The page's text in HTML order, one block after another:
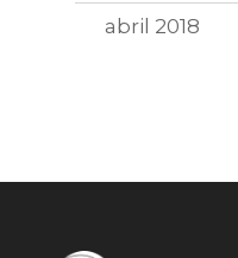
abril 2018